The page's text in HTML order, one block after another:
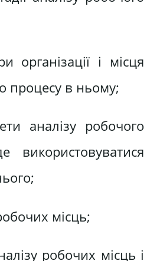
організації і місця
процесу в ньому;
аналізу робочого
місць;
робочих місць і